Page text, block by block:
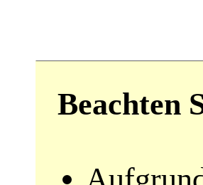
Beachten